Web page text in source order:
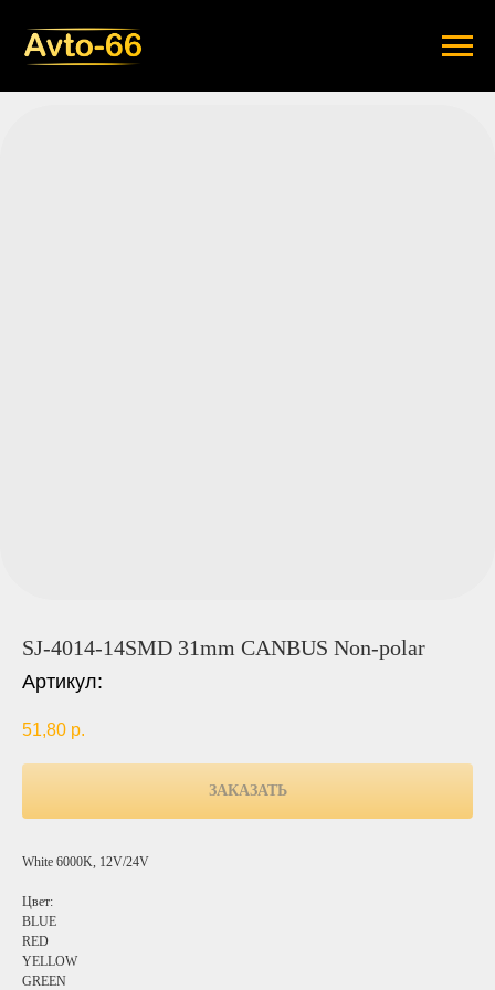
SJ-4014-14SMD 31mm CANBUS Non-polar
Артикул:
51,80 р.
ЗАКАЗАТЬ
White 6000K, 12V/24V
Цвет:
BLUE
RED
YELLOW
GREEN